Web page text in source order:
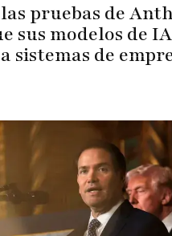
pruebas de
sus modelos de IA
sistemas de